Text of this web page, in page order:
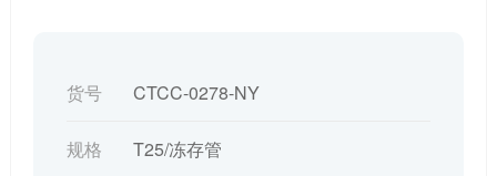
货号 CTCC-0278-NY
规格 T25/冻存管